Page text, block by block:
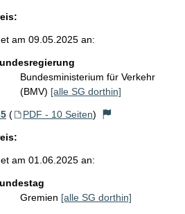
am 09.05.2025 an:
Bundesministerium für Verkehr
(BMV) [alle SG dorthin]
( PDF - 10 Seiten)
am 01.06.2025 an:
Gremien [alle SG dorthin]